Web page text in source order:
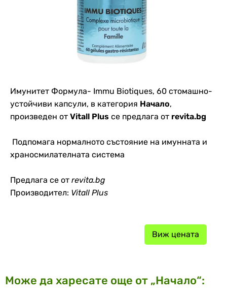
Имунитет Формула- Immu Biotiques, 60 стомашно-
устойчиви капсули, в категория Начало,
произведен от Vitall Plus се предлага от revita.bg
Подпомага нормалното състояние на имунната и
храносмилателната система
Предлага се от revita.bg
Производител: Vitall Plus
Виж цената
Може да харесате още от „Начало“: